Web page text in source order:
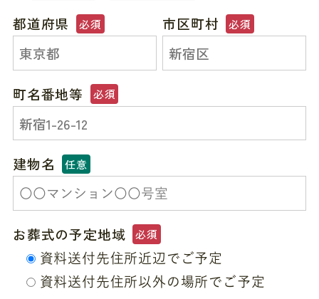
都道府県 必須 市区町村 必須
町名番地等 必須
建物名 任意
お葬式の予定地域 必須
資料送付先住所近辺でご予定
資料送付先住所以外の場所でご予定